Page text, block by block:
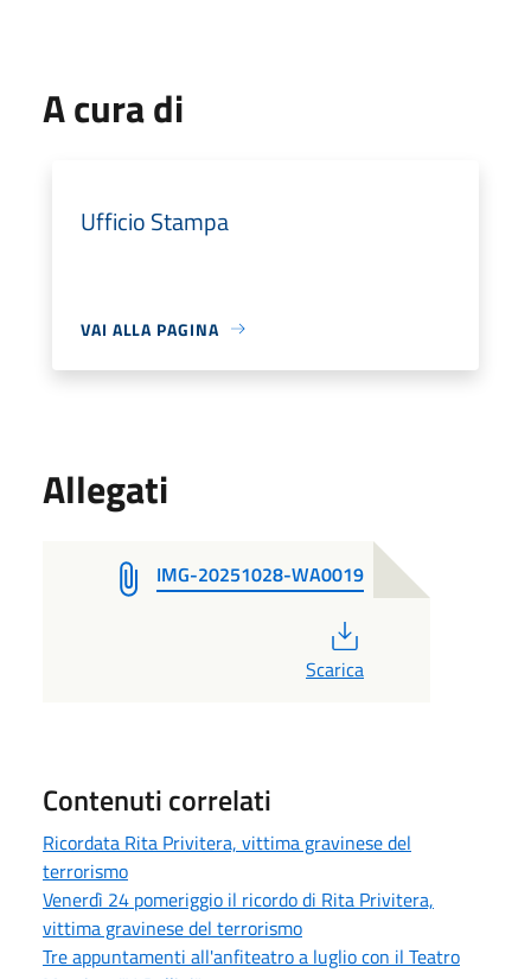
A cura di
Ufficio Stampa
VAI ALLA PAGINA
Allegati
IMG-20251028-WA0019
Scarica
Contenuti correlati
Ricordata Rita Privitera, vittima gravinese del
terrorismo
Venerdì 24 pomeriggio il ricordo di Rita Privitera,
vittima gravinese del terrorismo
Tre appuntamenti all'anfiteatro a luglio con il Teatro